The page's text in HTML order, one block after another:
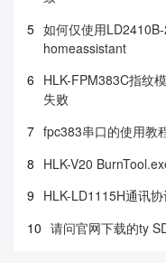
5 如何仅使用
homeassistant
6 HLK-FPM383C指纹
失败
7 fpc383串口的使用教
8 HLK-V20
9 HLK-LD1115H通讯
10 请问官网下载的ty